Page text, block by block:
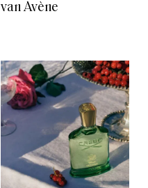
van Avène